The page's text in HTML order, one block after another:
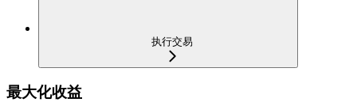
执行交易
最大化收益